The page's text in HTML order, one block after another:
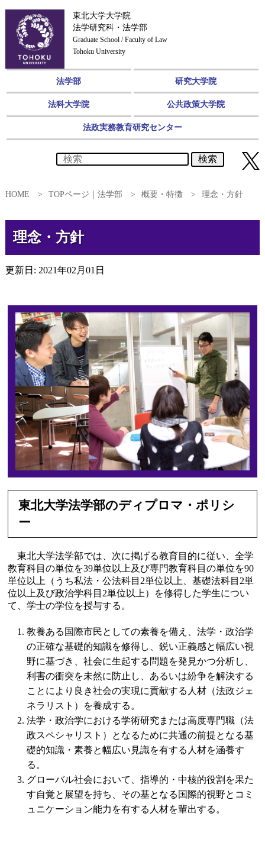
東北大学大学院
法学研究科・法学部
Graduate School / Faculty of Law
Tohoku University
法学部 研究大学院
法科大学院 公共政策大学院
法政実務教育研究センター
検索
HOME TOPページ｜法学部 概要・特徴 理念・方針
理念・方針
更新日: 2021年02月01日
東北大学法学部のディプロマ・ポリシ
ー
東北大学法学部では、次に掲げる教育目的に従い、全学
教育科目の単位を39単位以上及び専門教育科目の単位を90
単位以上（うち私法・公法科目2単位以上、基礎法科目2単
位以上及び政治学科目2単位以上）を修得した学生につい
て、学士の学位を授与する。
教養ある国際市民としての素養を備え、法学・政治学
の正確な基礎的知識を修得し、鋭い正義感と幅広い視
野に基づき、社会に生起する問題を発見かつ分析し、
利害の衝突を未然に防止し、あるいは紛争を解決する
ことにより良き社会の実現に貢献する人材（法政ジェ
ネラリスト）を養成する。
法学・政治学における学術研究または高度専門職（法
政スペシャリスト）となるために共通の前提となる基
礎的知識・素養と幅広い見識を有する人材を涵養す
る。
グローバル社会において、指導的・中核的役割を果た
す自覚と展望を持ち、その基となる国際的視野とコミ
ュニケーション能力を有する人材を輩出する。